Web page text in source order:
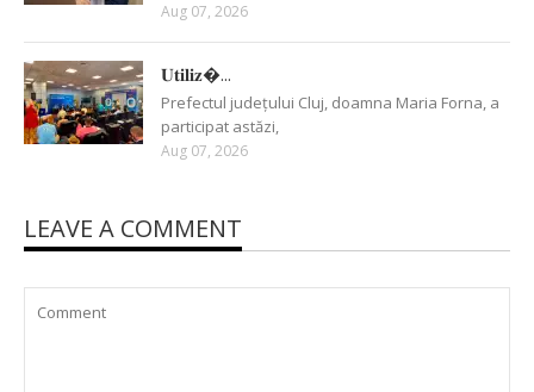
Aug 07, 2026
𝐔𝐭𝐢𝐥𝐢𝐳�...
Prefectul județului Cluj, doamna Maria Forna, a
participat astăzi,
Aug 07, 2026
LEAVE A COMMENT